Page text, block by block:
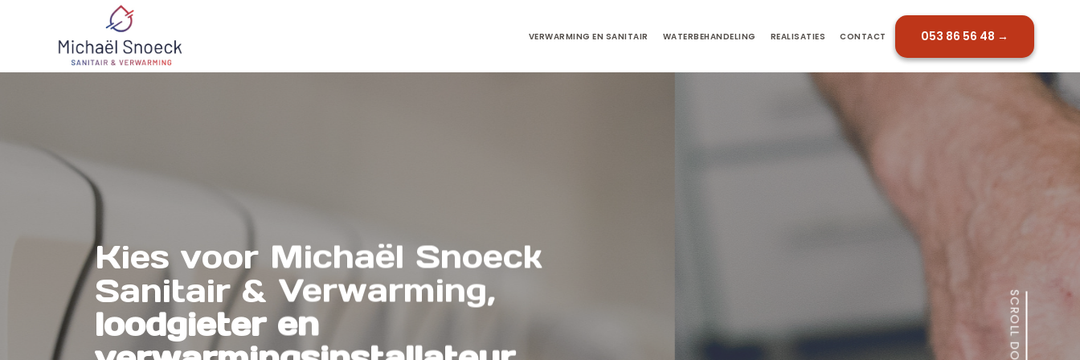
VERWARMING EN SANITAIR WATERBEHANDELING REALISATIES CONTACT 053 86 56 48 →
Kies voor Michaël Snoeck
Sanitair & Verwarming,
loodgieter en
SCROLL DOWN